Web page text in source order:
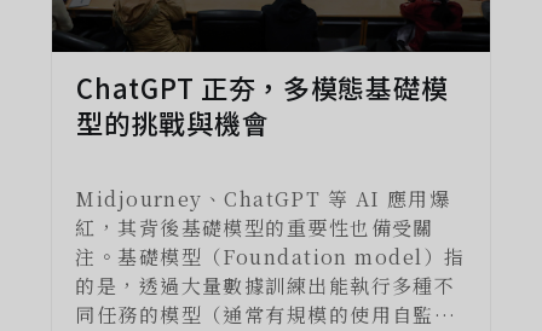
ChatGPT 正夯，多模態基礎模
型的挑戰與機會
Midjourney、ChatGPT 等 AI 應用爆
紅，其背後基礎模型的重要性也備受關
注。基礎模型（Foundation model）指
的是，透過大量數據訓練出能執行多種不
同任務的模型（通常有規模的使用自監督